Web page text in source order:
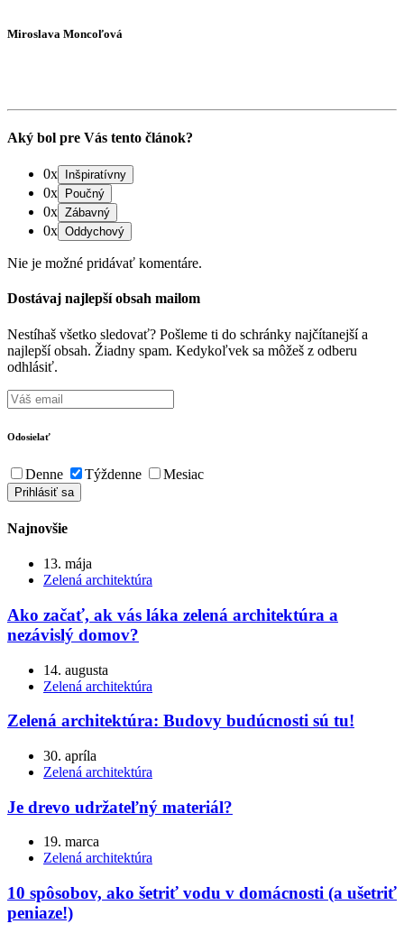
Miroslava Moncoľová
Aký bol pre Vás tento článok?
0x
0x
0x
0x
Nie je možné pridávať komentáre.
Dostávaj najlepší obsah mailom
Nestíhaš všetko sledovať? Pošleme ti do schránky najčítanejší a
najlepší obsah. Žiadny spam. Kedykoľvek sa môžeš z odberu
odhlásiť.
Odosielať
Denne Týždenne Mesiac
Najnovšie
13. mája
Zelená architektúra
Ako začať, ak vás láka zelená architektúra a
nezávislý domov?
14. augusta
Zelená architektúra
Zelená architektúra: Budovy budúcnosti sú tu!
30. apríla
Zelená architektúra
Je drevo udržateľný materiál?
19. marca
Zelená architektúra
10 spôsobov, ako šetriť vodu v domácnosti (a ušetriť
peniaze!)